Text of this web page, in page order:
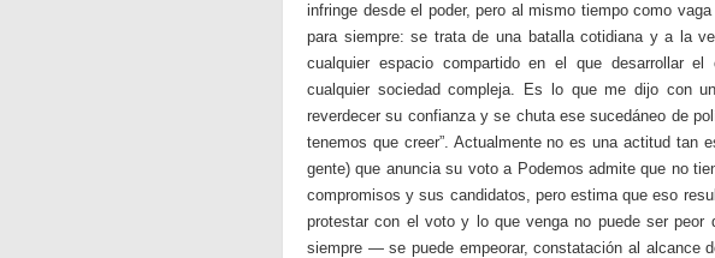
infringe desde el poder, pero al mismo tiempo como
para siempre: se trata de una batalla cotidiana y a la
cualquier espacio compartido en el que desarrollar
cualquier sociedad compleja. Es lo que me dijo con
reverdecer su confianza y se chuta ese sucedáneo de
tenemos que creer”. Actualmente no es una actitud tan
gente) que anuncia su voto a Podemos admite que no
compromisos y sus candidatos, pero estima que eso
protestar con el voto y lo que venga no puede ser peor
siempre — se puede empeorar, constatación al alcance